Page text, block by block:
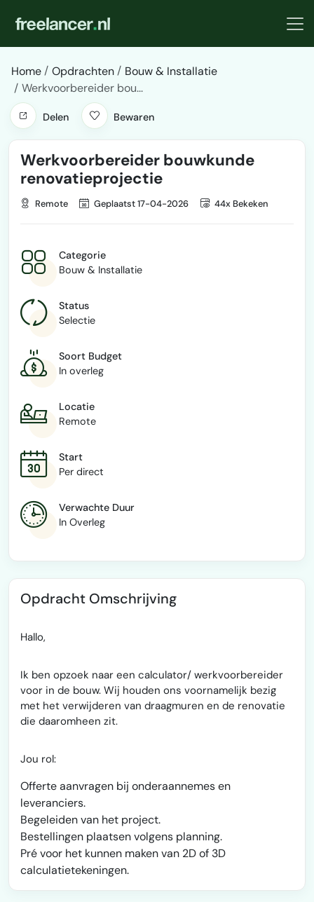
Home Opdrachten
Bouw & Installatie
Werkvoorbereider bou...
Delen Bewaren
Werkvoorbereider bouwkunde
renovatieprojectie
Remote Geplaatst 17-04-2026 44x Bekeken
Categorie
Bouw & Installatie
Status
Selectie
Soort Budget
In overleg
Locatie
Remote
Start
Per direct
Verwachte Duur
In Overleg
Opdracht Omschrijving
Hallo,
Ik ben opzoek naar een calculator/ werkvoorbereider
voor in de bouw. Wij houden ons voornamelijk bezig
met het verwijderen van draagmuren en de renovatie
die daaromheen zit.
Jou rol:
Offerte aanvragen bij onderaannemes en
leveranciers.
Begeleiden van het project.
Bestellingen plaatsen volgens planning.
Pré voor het kunnen maken van 2D of 3D
calculatietekeningen.